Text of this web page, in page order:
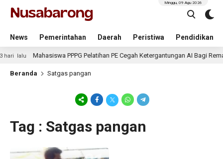
News Pemerintahan Daerah Peristiwa Pendidikan
Minggu, 09 Agu 2026
lalu Mahasiswa PPPG Pelatihan PE Cegah Ketergantungan AI Bagi
Beranda Satgas pangan
Tag : Satgas pangan